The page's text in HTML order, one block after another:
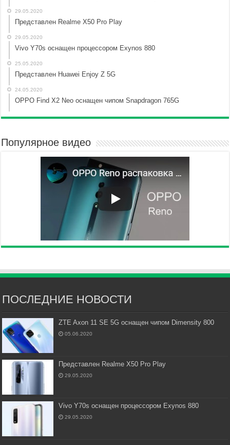
29.05.2020
Представлен Realme X50 Pro Play
29.05.2020
Vivo Y70s оснащен процессором Exynos 880
25.05.2020
Представлен Huawei Enjoy Z 5G
24.05.2020
OPPO Find X2 Neo оснащен чипом Snapdragon 765G
Популярное видео
ПОСЛЕДНИЕ НОВОСТИ
ZTE Axon 11 SE 5G оснащен чипом Dimensity 800
05.06.2020
Представлен Realme X50 Pro Play
29.05.2020
Vivo Y70s оснащен процессором Exynos 880
29.05.2020